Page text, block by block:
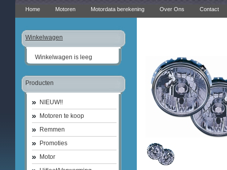
Home Motoren Motordata berekening Over Ons Contact
Winkelwagen
Winkelwagen is leeg
Producten
NIEUW!!
Motoren te koop
Remmen
Promoties
Motor